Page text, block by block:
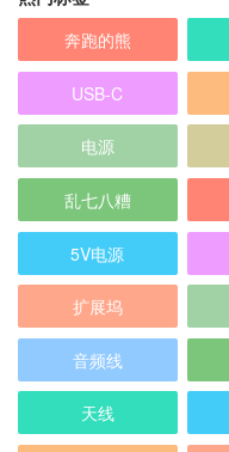
奔跑的熊
USB-C
电源
乱七八糟
5V电源
扩展坞
音频线
天线